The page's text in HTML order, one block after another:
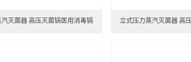
灭菌器 高压灭菌锅医用消毒锅 立式压力蒸汽灭菌器 高